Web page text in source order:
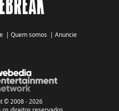
| Quem somos | Anuncie
© 2008 - 2026